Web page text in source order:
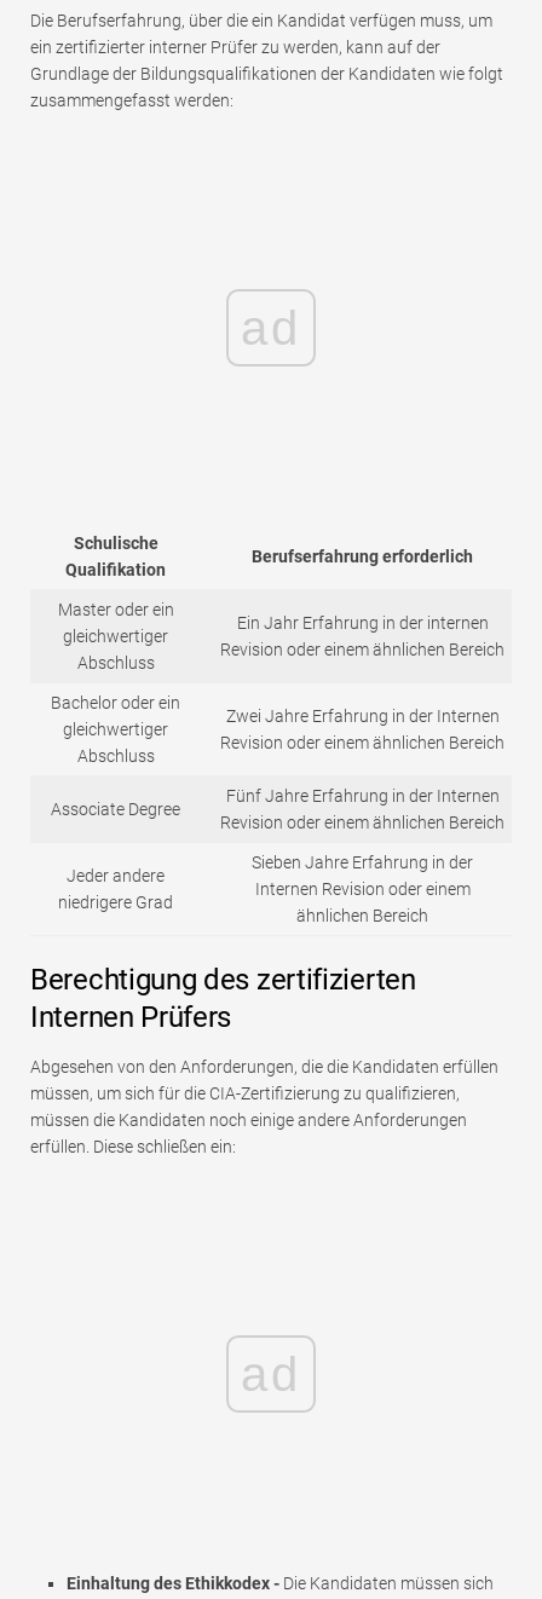
Die Berufserfahrung, über die ein Kandidat verfügen muss, um
ein zertifizierter interner Prüfer zu werden, kann auf der
Grundlage der Bildungsqualifikationen der Kandidaten wie folgt
zusammengefasst werden:
ad
Schulische
Qualifikation
Berufserfahrung erforderlich
Master oder ein
gleichwertiger
Abschluss
Ein Jahr Erfahrung in der internen
Revision oder einem ähnlichen Bereich
Bachelor oder ein
gleichwertiger
Abschluss
Zwei Jahre Erfahrung in der Internen
Revision oder einem ähnlichen Bereich
Associate Degree
Fünf Jahre Erfahrung in der Internen
Revision oder einem ähnlichen Bereich
Jeder andere
niedrigere Grad
Sieben Jahre Erfahrung in der
Internen Revision oder einem
ähnlichen Bereich
Berechtigung des zertifizierten
Internen Prüfers
Abgesehen von den Anforderungen, die die Kandidaten erfüllen
müssen, um sich für die CIA-Zertifizierung zu qualifizieren,
müssen die Kandidaten noch einige andere Anforderungen
erfüllen. Diese schließen ein:
ad
Einhaltung des Ethikkodex - Die Kandidaten müssen sich